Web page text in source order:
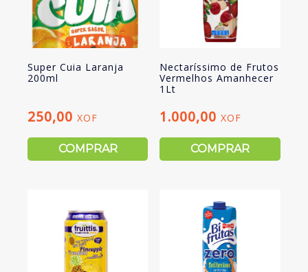
Super Cuia Laranja
200ml
250,00 XOF
COMPRAR
Nectaríssimo de Frutos
Vermelhos Amanhecer
1Lt
1.000,00XOF
COMPRAR